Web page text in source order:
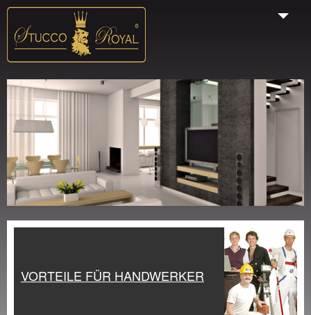
Start
Unternehmen
Produkte
Farbauswahl
VORTEILE FÜR HANDWERKER